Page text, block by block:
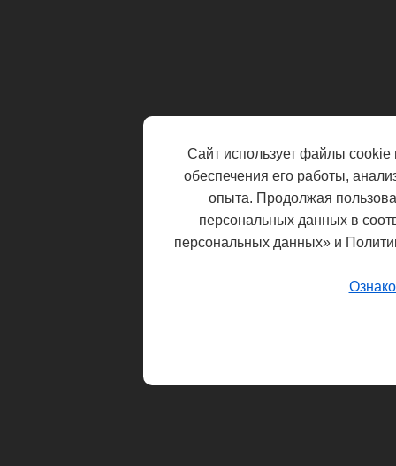
Сайт использует файлы cookie
обеспечения его работы,
опыта. Продолжая
персональных данных в
персональных данных» и